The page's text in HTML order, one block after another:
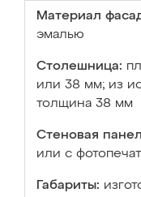
Материал
эмалью
Столешница:
или 38 мм; из
толщина 38 мм
Стеновая
или с
Габариты: